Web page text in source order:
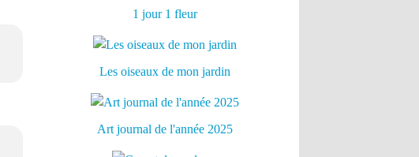
1 jour 1 fleur
Les oiseaux de mon jardin
Art journal de l'année 2025